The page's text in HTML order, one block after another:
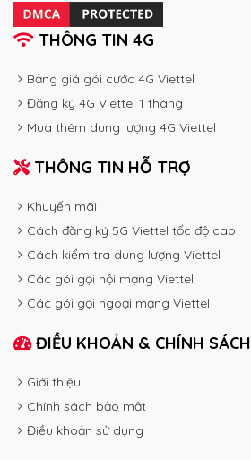
THÔNG TIN 4G
Bảng giá gói cước 4G Viettel
Đăng ký 4G Viettel 1 tháng
Mua thêm dung lượng 4G Viettel
THÔNG TIN HỖ TRỢ
Khuyến mãi
Cách đăng ký 5G Viettel tốc độ cao
Cách kiểm tra dung lượng Viettel
Các gói gọi nội mạng Viettel
Các gói gọi ngoại mạng Viettel
ĐIỀU KHOẢN & CHÍNH SÁCH
Giới thiệu
Chính sách bảo mật
Điều khoản sử dụng